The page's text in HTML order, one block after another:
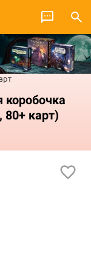
коробочка
карт)